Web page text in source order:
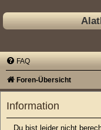
FAQ
Foren-Übersicht
Information
Du bist leider nicht